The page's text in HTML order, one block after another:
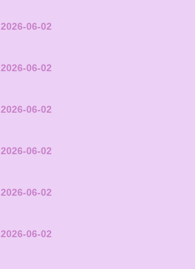
2026-06-02
2026-06-02
2026-06-02
2026-06-02
2026-06-02
2026-06-02